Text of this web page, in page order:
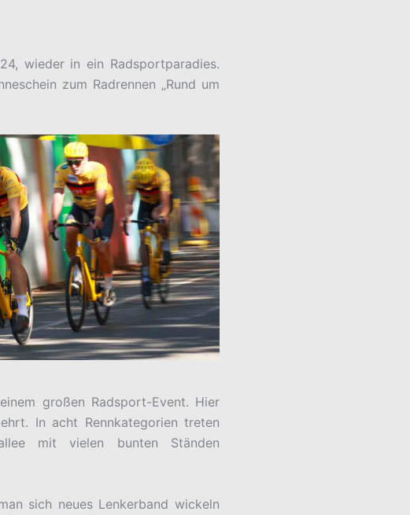
wieder in ein Radsportparadies.
zum Radrennen „Rund um
großen Radsport-Event. Hier
In acht Rennkategorien treten
mit vielen bunten Ständen
sich neues Lenkerband wickeln